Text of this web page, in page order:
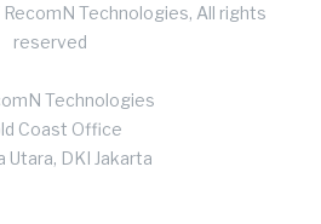
Technologies, All rights
reserved
Technologies
Coast Office
Utara, DKI Jakarta